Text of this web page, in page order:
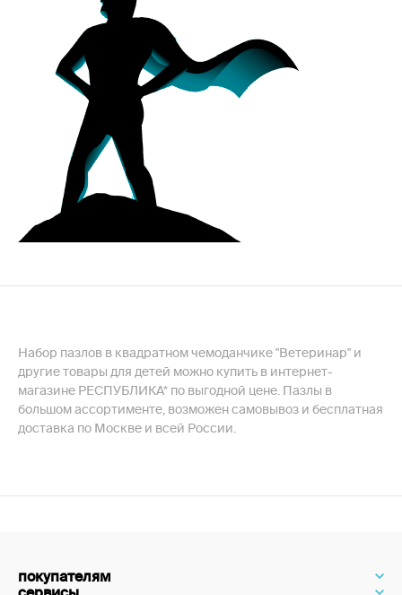
Набор пазлов в квадратном чемоданчике "Ветеринар" и
другие товары для детей можно купить в интернет-
магазине РЕСПУБЛИКА* по выгодной цене. Пазлы в
большом ассортименте, возможен самовывоз и бесплатная
доставка по Москве и всей России.
покупателям